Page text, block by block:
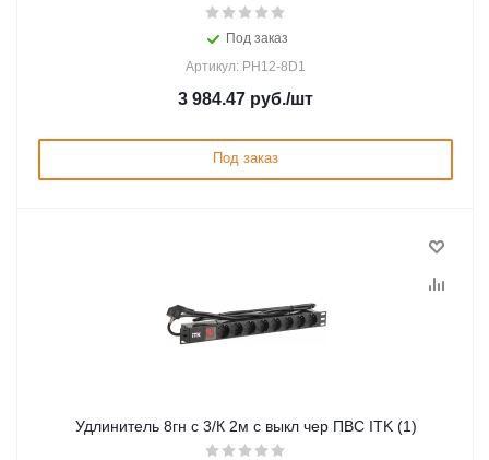
Под заказ
Артикул: PH12-8D1
3 984.47 руб./шт
Под заказ
Удлинитель 8гн с 3/К 2м с выкл чер ПВС ITK (1)